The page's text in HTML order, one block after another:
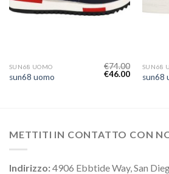
SUN68 UOMO
sun68 uomo
€74.00
€46.00
SUN68
sun68
METTITI IN CONTATTO CON
Indirizzo:4906 Ebbtide Way, San